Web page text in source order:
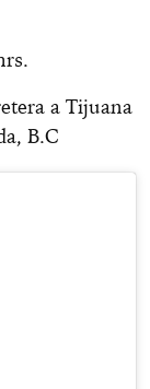
a Tijuana
B.C